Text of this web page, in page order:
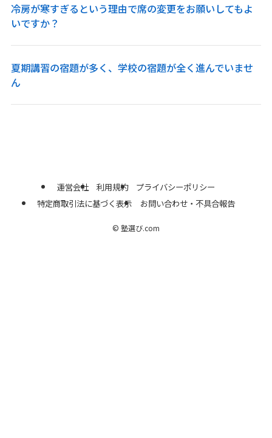
冷房が寒すぎるという理由で席の変更をお願いしてもよ
いですか？
夏期講習の宿題が多く、学校の宿題が全く進んでいませ
ん
運営会社 利用規約
プライバシーポリシー
特定商取引法に基づく表示
お問い合わせ・不具合報告
© 塾選び.com